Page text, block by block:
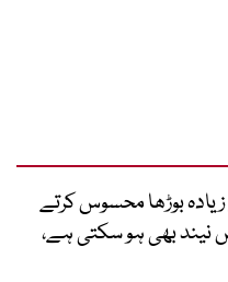
بوڑھا محسوس کرتے
نیند بھی ہو سکتی ہے،